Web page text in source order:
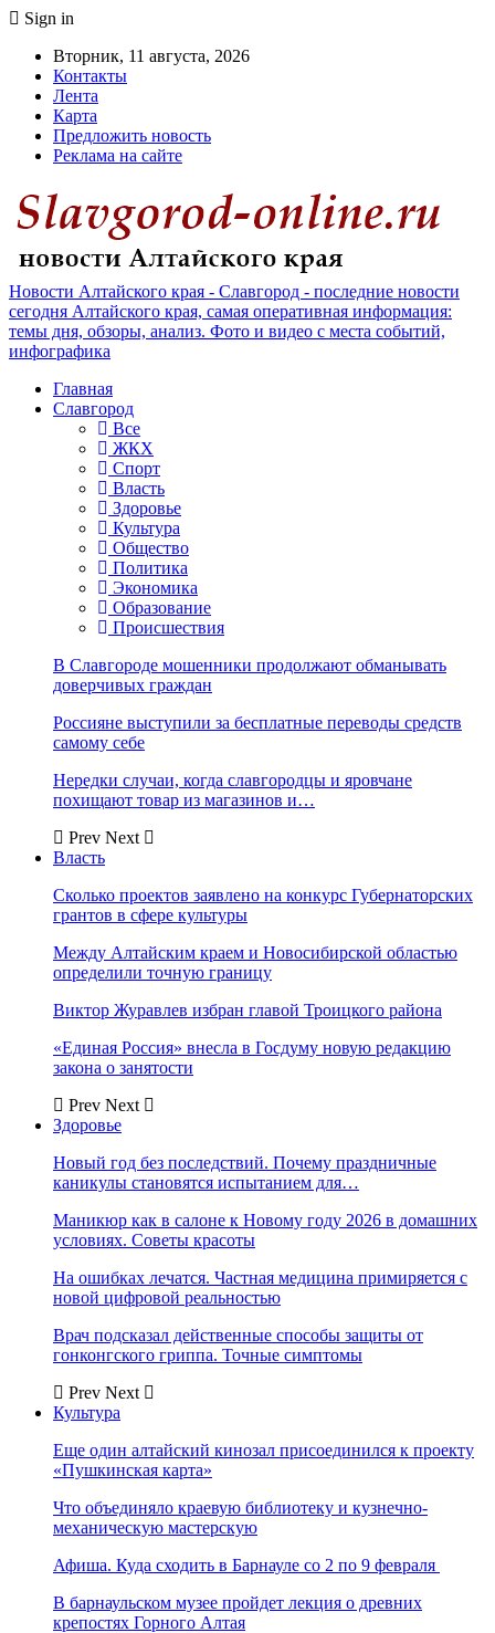
Sign in
Вторник, 11 августа, 2026
Контакты
Лента
Карта
Предложить новость
Реклама на сайте
Новости Алтайского края - Славгород - последние новости
сегодня Алтайского края, самая оперативная информация:
темы дня, обзоры, анализ. Фото и видео с места событий,
инфографика
Главная
Славгород
Все
ЖКХ
Спорт
Власть
Здоровье
Культура
Общество
Политика
Экономика
Образование
Происшествия
В Славгороде мошенники продолжают обманывать
доверчивых граждан
Россияне выступили за бесплатные переводы средств
самому себе
Нередки случаи, когда славгородцы и яровчане
похищают товар из магазинов и…
Prev Next
Власть
Сколько проектов заявлено на конкурс Губернаторских
грантов в сфере культуры
Между Алтайским краем и Новосибирской областью
определили точную границу
Виктор Журавлев избран главой Троицкого района
«Единая Россия» внесла в Госдуму новую редакцию
закона о занятости
Prev Next
Здоровье
Новый год без последствий. Почему праздничные
каникулы становятся испытанием для…
Маникюр как в салоне к Новому году 2026 в домашних
условиях. Советы красоты
На ошибках лечатся. Частная медицина примиряется с
новой цифровой реальностью
Врач подсказал действенные способы защиты от
гонконгского гриппа. Точные симптомы
Prev Next
Культура
Еще один алтайский кинозал присоединился к проекту
«Пушкинская карта»
Что объединяло краевую библиотеку и кузнечно-
механическую мастерскую
Афиша. Куда сходить в Барнауле со 2 по 9 февраля
В барнаульском музее пройдет лекция о древних
крепостях Горного Алтая